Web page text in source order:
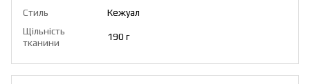
Стиль
Кежуал
Щільність
тканини
190 г